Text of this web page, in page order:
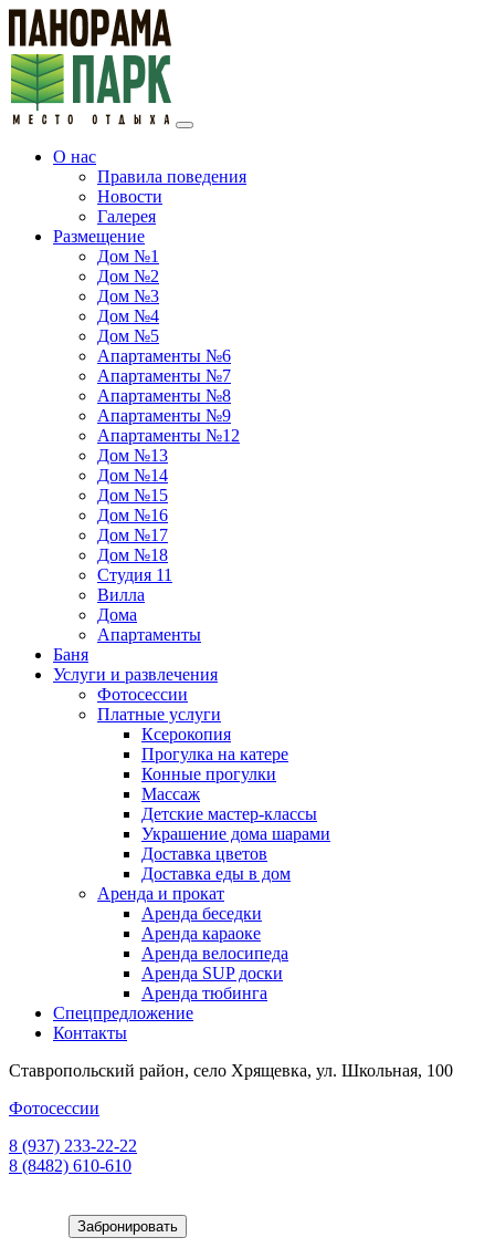
О нас
Правила поведения
Новости
Галерея
Размещение
Дом №1
Дом №2
Дом №3
Дом №4
Дом №5
Апартаменты №6
Апартаменты №7
Апартаменты №8
Апартаменты №9
Апартаменты №12
Дом №13
Дом №14
Дом №15
Дом №16
Дом №17
Дом №18
Студия 11
Вилла
Дома
Апартаменты
Баня
Услуги и развлечения
Фотосессии
Платные услуги
Ксерокопия
Прогулка на катере
Конные прогулки
Массаж
Детские мастер-классы
Украшение дома шарами
Доставка цветов
Доставка еды в дом
Аренда и прокат
Аренда беседки
Аренда караоке
Аренда велосипеда
Аренда SUP доски
Аренда тюбинга
Спецпредложение
Контакты
Ставропольский район, село Хрящевка, ул. Школьная, 100
Фотосессии
8 (937) 233-22-22
8 (8482) 610-610
Забронировать